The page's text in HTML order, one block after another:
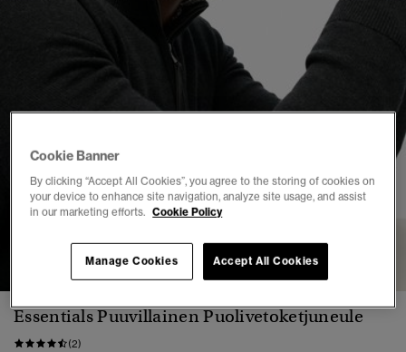
1 2 3 4 5 6
Essentials Puuvillainen Puolivetoketjuneule
(2)
Cookie Banner
By clicking “Accept All Cookies”, you agree to the storing of cookies on
your device to enhance site navigation, analyze site usage, and assist
in our marketing efforts. Cookie Policy
Accept All Cookies
Manage Cookies